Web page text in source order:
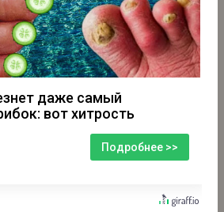
даже самый
вот хитрость
Подробнее >>